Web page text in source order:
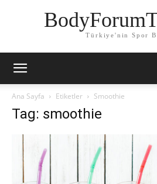
Türkiye'nin Spor
Ana Sayfa Etiketler Smoothie
Tag: smoothie